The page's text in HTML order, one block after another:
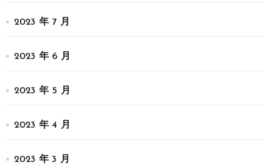
2023 年 7 月
2023 年 6 月
2023 年 5 月
2023 年 4 月
2023 年 3 月